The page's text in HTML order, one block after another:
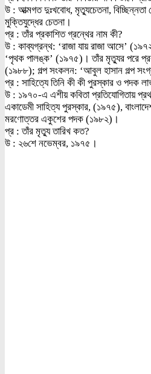
উ : আত্মগত দুঃখবোধ, মৃত্যুচেতনা, বিচ্ছিন্নতা
মুক্তিযুদ্ধের চেতনা।
প্র : তাঁর প্রকাশিত গ্রন্থের নাম কী?
উ : কাব্যগ্রন্থ: ‘রাজা যায় রাজা আসে’
‘পৃথক পালঙ্ক’ (১৯৭৫)। তাঁর মৃত্যুর পরে
(১৯৮৮); গল্প সংকলন: ‘আবুল হাসান গল্প
প্র : সাহিত্যে তিনি কী কী পুরস্কার ও পদক
উ : ১৯৭০-এ এশীয় কবিতা প্রতিযোগিতায়
একাডেমী সাহিত্য পুরস্কার, (১৯৭৫),
মরণোত্তর একুশের পদক (১৯৮২)।
প্র : তাঁর মৃত্যু তারিখ কত?
উ : ২৬শে নভেম্বর, ১৯৭৫।